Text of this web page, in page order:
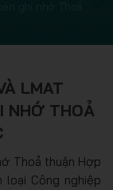
LMAT
NHỚ THOẢ
Thoả thuận Hợp
Công nghiệp